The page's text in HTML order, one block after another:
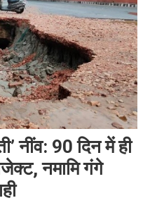
नींव: 90 दिन में ही
नमामि गंगे